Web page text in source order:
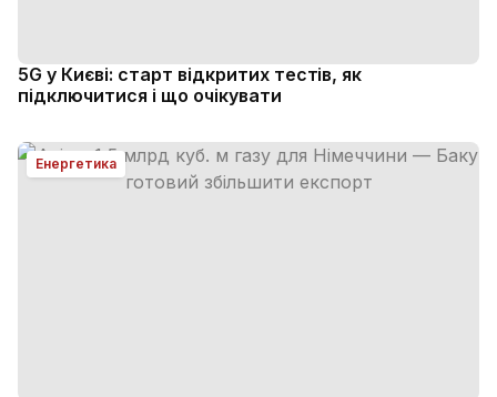
5G у Києві: старт відкритих тестів, як
підключитися і що очікувати
Енергетика